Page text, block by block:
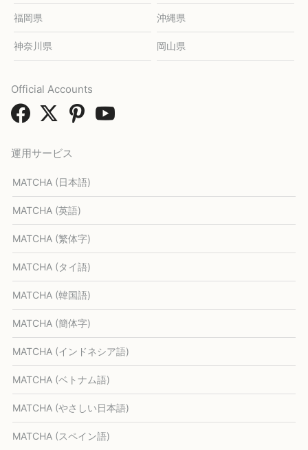
福岡県 沖縄県
神奈川県 岡山県
運用サービス
MATCHA (日本語)
MATCHA (英語)
MATCHA (繁体字)
MATCHA (タイ語)
MATCHA (韓国語)
MATCHA (簡体字)
MATCHA (インドネシア語)
MATCHA (ベトナム語)
MATCHA (やさしい日本語)
MATCHA (スペイン語)
Official Accounts